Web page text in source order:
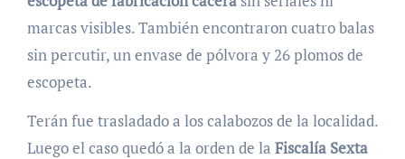
marcas visibles. También encontraron cuatro balas
sin percutir, un envase de pólvora y 26 plomos de
escopeta.
Terán fue trasladado a los calabozos de la localidad.
Luego el caso quedó a la orden de la Fiscalía Sexta